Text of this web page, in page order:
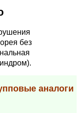
без
аналоги